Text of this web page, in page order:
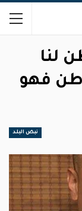
لنا
فهو
نبض البلد